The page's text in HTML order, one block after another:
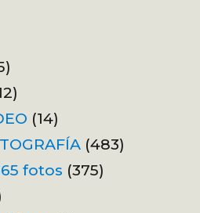
(14)
(483)
fotos (375)